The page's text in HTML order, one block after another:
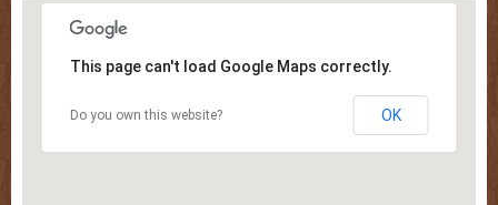
This page can't load Google Maps correctly.
Do you own this website? OK